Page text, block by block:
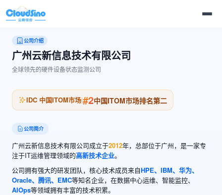
公司介绍
广州云新信息技术有限公司
全球领先的硬件设备状态监测公司
IDC 中国ITOM市场|#2中国ITOM市场排名第二
公司简介
广州云新信息技术有限公司成立于2012年，总部位于广州，是一家专
注于IT运维管理领域的高新技术企业。
公司拥有强大的研发团队，核心技术成员来自HPE、IBM、华为、
Oracle、腾讯、EMC等知名企业，在数据中心运维、智能监控、
AIOps等领域拥有丰富的技术积累。